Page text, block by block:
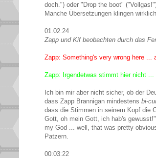
doch.") oder "Drop the boot"
Manche Übersetzungen klingen
01:02:24
Zapp und Kif beobachten durch das
Zapp: Something's very wrong here ...
Zapp: Irgendetwas stimmt hier nicht ...
Ich bin mir aber nicht sicher, ob der
dass Zapp Brannigan mindestens bi-
dass die Stimmen in seinem Kopf die
Gott, oh mein Gott, ich hab's
my God ... well, that was pretty
Patzern.
00:03:22